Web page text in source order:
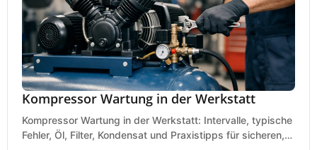
Kompressor Wartung in der Werkstatt
Kompressor Wartung in der Werkstatt: Intervalle, typische
Fehler, Öl, Filter, Kondensat und Praxistipps für sicheren,